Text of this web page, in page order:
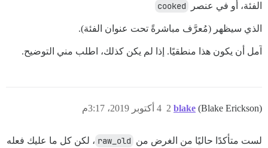
الفئة، أو في عنصر
cooked
الذي سيظهر (مُعرَّف مباشرةً تحت عنوان الفئة).
آمل أن يكون هذا منطقيًا. إذا لم يكن كذلك، اطلب مني التوضيح.
blake (Blake Erickson) 4 أكتوبر 2019، 3:17م 2
لست متأكدًا حاليًا من الغرض من raw_old ، لكن كل ما عليك فعله